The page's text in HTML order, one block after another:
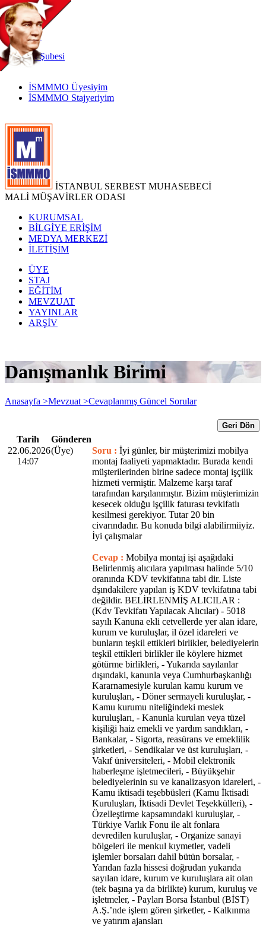
TR
|
EN
İnternetŞubesi
İSMMMO Üyesiyim
İSMMMO Stajyeriyim
İSTANBUL SERBEST MUHASEBECİ
MALİ MÜŞAVİRLER ODASI
KURUMSAL
BİLGİYE ERİŞİM
MEDYA MERKEZİ
İLETİŞİM
ÜYE
STAJ
EĞİTİM
MEVZUAT
YAYINLAR
ARŞİV
Danışmanlık Birimi
Anasayfa >Mevzuat >Cevaplanmış Güncel Sorular
Geri Dön
Tarih
Gönderen
22.06.2026
14:07
(Üye) Soru : İyi günler, bir müşterimizi mobilya
montaj faaliyeti yapmaktadır. Burada kendi
müşterilerinden birine sadece montaj işçilik
hizmeti vermiştir. Malzeme karşı taraf
tarafından karşılanmıştır. Bizim müşterimizin
kesecek olduğu işçilik faturası tevkifatlı
kesilmesi gerekiyor. Tutar 20 bin
civarındadır. Bu konuda bilgi alabilirmiiyiz.
İyi çalışmalar
Cevap : Mobilya montaj işi aşağıdaki
Belirlenmiş alıcılara yapılması halinde 5/10
oranında KDV tevkifatına tabi dir. Liste
dşındakilere yapılan iş KDV tevkifatına tabi
değildir. BELİRLENMİŞ ALICILAR :
(Kdv Tevkifatı Yapılacak Alıcılar) - 5018
sayılı Kanuna ekli cetvellerde yer alan idare,
kurum ve kuruluşlar, il özel idareleri ve
bunların teşkil ettikleri birlikler, belediyelerin
teşkil ettikleri birlikler ile köylere hizmet
götürme birlikleri, - Yukarıda sayılanlar
dışındaki, kanunla veya Cumhurbaşkanlığı
Kararnamesiyle kurulan kamu kurum ve
kuruluşları, - Döner sermayeli kuruluşlar, -
Kamu kurumu niteliğindeki meslek
kuruluşları, - Kanunla kurulan veya tüzel
kişiliği haiz emekli ve yardım sandıkları, -
Bankalar, - Sigorta, reasürans ve emeklilik
şirketleri, - Sendikalar ve üst kuruluşları, -
Vakıf üniversiteleri, - Mobil elektronik
haberleşme işletmecileri, - Büyükşehir
belediyelerinin su ve kanalizasyon idareleri, -
Kamu iktisadi teşebbüsleri (Kamu İktisadi
Kuruluşları, İktisadi Devlet Teşekkülleri), -
Özelleştirme kapsamındaki kuruluşlar, -
Türkiye Varlık Fonu ile alt fonlara
devredilen kuruluşlar, - Organize sanayi
bölgeleri ile menkul kıymetler, vadeli
işlemler borsaları dahil bütün borsalar, -
Yarıdan fazla hissesi doğrudan yukarıda
sayılan idare, kurum ve kuruluşlara ait olan
(tek başına ya da birlikte) kurum, kuruluş ve
işletmeler, - Payları Borsa İstanbul (BİST)
A.Ş.’nde işlem gören şirketler, - Kalkınma
ve yatırım ajansları